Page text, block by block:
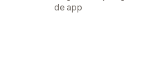
de app